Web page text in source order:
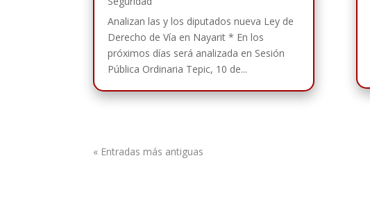
Analizan las y los diputados nueva Ley de
Derecho de Vía en Nayarit * En los
próximos días será analizada en Sesión
Pública Ordinaria Tepic, 10 de...
« Entradas más antiguas